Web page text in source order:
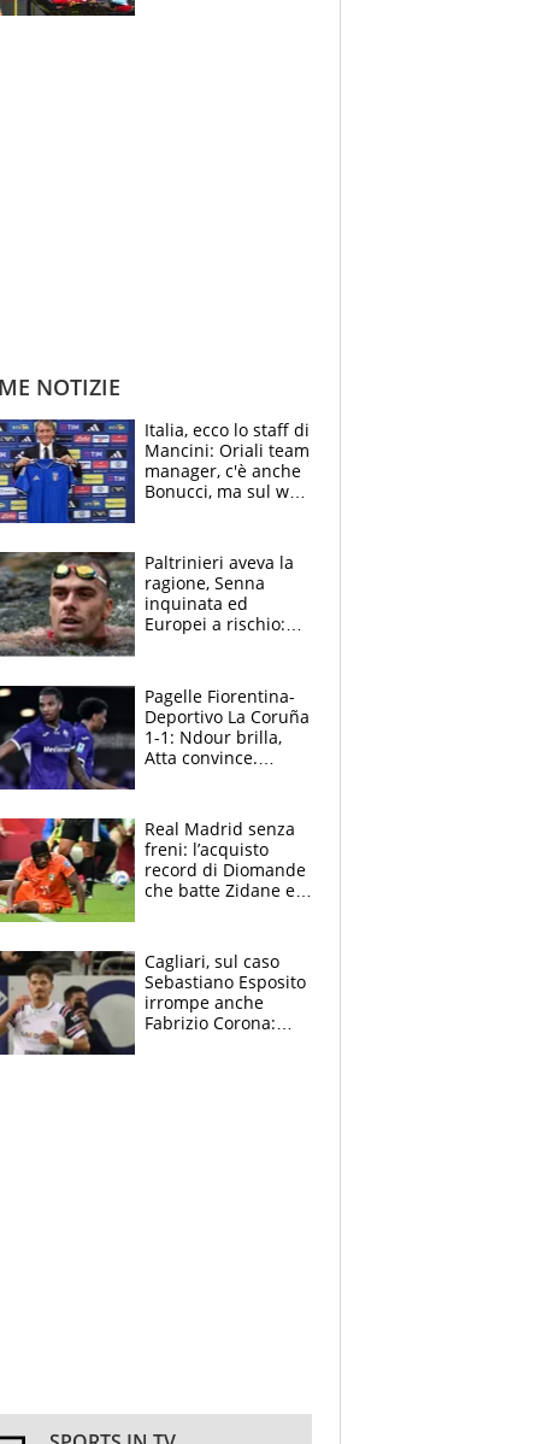
NOTIZIE
Italia, ecco lo staff di
Mancini: Oriali team
manager, c'è anche
Bonucci, ma sul web
Paltrinieri aveva la
ragione, Senna
inquinata ed
Europei a rischio:
adesso
Pagelle Fiorentina-
Deportivo La Coruña
1-1: Ndour brilla,
Atta convince.
Real Madrid senza
freni: l’acquisto
record di Diomande
che batte Zidane e
Cagliari, sul caso
Sebastiano Esposito
irrompe anche
Fabrizio Corona: